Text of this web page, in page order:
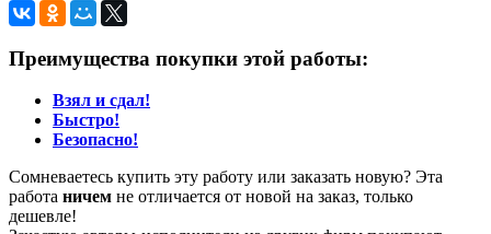
Преимущества покупки этой работы:
Взял и сдал!
Быстро!
Безопасно!
Сомневаетесь купить эту работу или заказать новую? Эта
работа ничем не отличается от новой на заказ, только
дешевле!